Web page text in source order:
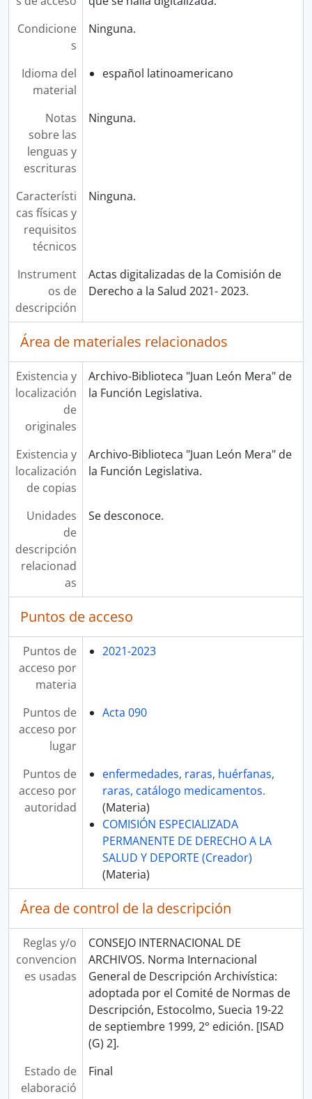
Condicione
s
Ninguna.
Idioma del
material
español latinoamericano
Notas
sobre las
lenguas y
escrituras
Ninguna.
Característi
cas físicas y
requisitos
técnicos
Ninguna.
Instrument
os de
descripción
Actas digitalizadas de la Comisión de
Derecho a la Salud 2021- 2023.
Área de materiales relacionados
Existencia y
localización
de
originales
Archivo-Biblioteca "Juan León Mera" de
la Función Legislativa.
Existencia y
localización
de copias
Archivo-Biblioteca "Juan León Mera" de
la Función Legislativa.
Unidades
de
descripción
relacionad
as
Se desconoce.
Puntos de acceso
Puntos de
acceso por
materia
2021-2023
Puntos de
acceso por
lugar
Acta 090
Puntos de
acceso por
autoridad
enfermedades, raras, huérfanas,
raras, catálogo medicamentos.
(Materia)
COMISIÓN ESPECIALIZADA
PERMANENTE DE DERECHO A LA
SALUD Y DEPORTE (Creador)
(Materia)
Área de control de la descripción
Reglas y/o
convencion
es usadas
CONSEJO INTERNACIONAL DE
ARCHIVOS. Norma Internacional
General de Descripción Archivística:
adoptada por el Comité de Normas de
Descripción, Estocolmo, Suecia 19-22
de septiembre 1999, 2° edición. [ISAD
(G) 2].
Estado de
elaboració
Final